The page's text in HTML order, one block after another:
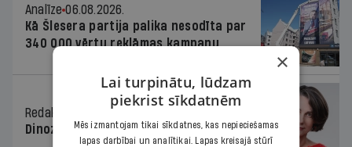
Analīze 06.08.2026.
Kā Šlesera partija palika nesodīta par
340 000 vērtu reklāmas kampaņu
Redaktores sleja
Dinozaura triks
×
Lai turpinātu, lūdzam
piekrist sīkdatnēm
Mēs izmantojam tikai sīkdatnes, kas nepieciešamas
lapas darbībai un analītikai. Lapas kreisajā stūrī